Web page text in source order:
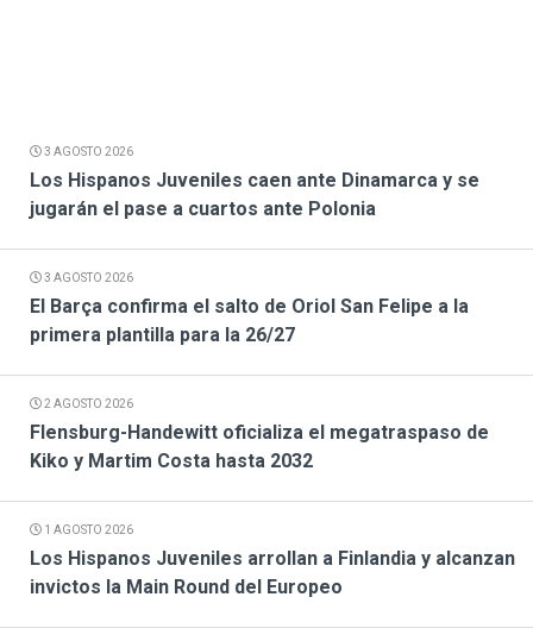
3 AGOSTO 2026
Los Hispanos Juveniles caen ante Dinamarca y se
jugarán el pase a cuartos ante Polonia
3 AGOSTO 2026
El Barça confirma el salto de Oriol San Felipe a la
primera plantilla para la 26/27
2 AGOSTO 2026
Flensburg-Handewitt oficializa el megatraspaso de
Kiko y Martim Costa hasta 2032
1 AGOSTO 2026
Los Hispanos Juveniles arrollan a Finlandia y alcanzan
invictos la Main Round del Europeo